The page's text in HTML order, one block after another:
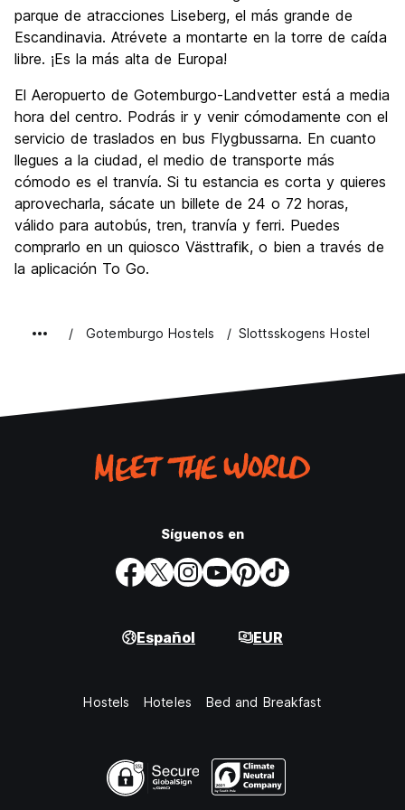
parque de atracciones Liseberg, el más grande de
Escandinavia. Atrévete a montarte en la torre de caída
libre. ¡Es la más alta de Europa!
El Aeropuerto de Gotemburgo-Landvetter está a media
hora del centro. Podrás ir y venir cómodamente con el
servicio de traslados en bus Flygbussarna. En cuanto
llegues a la ciudad, el medio de transporte más
cómodo es el tranvía. Si tu estancia es corta y quieres
aprovecharla, sácate un billete de 24 o 72 horas,
válido para autobús, tren, tranvía y ferri. Puedes
comprarlo en un quiosco Västtrafik, o bien a través de
la aplicación To Go.
Gotemburgo Hostels Slottsskogens Hostel
Síguenos en
Español EUR
Hostels Hoteles Bed and Breakfast